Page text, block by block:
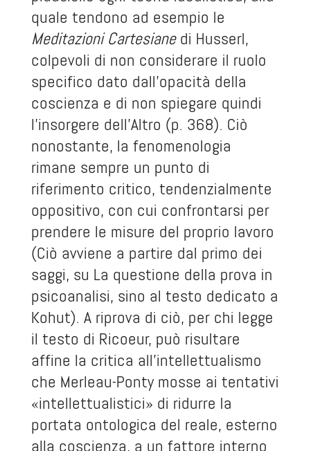
quale tendono ad esempio le
Meditazioni Cartesianedi Husserl,
colpevoli di non considerare il ruolo
specifico dato dall’opacità della
coscienza e di non spiegare quindi
l’insorgere dell’Altro (p. 368). Ciò
nonostante, la fenomenologia
rimane sempre un punto di
riferimento critico, tendenzialmente
oppositivo, con cui confrontarsi per
prendere le misure del proprio lavoro
(Ciò avviene a partire dal primo dei
saggi, su La questione della prova in
psicoanalisi, sino al testo dedicato a
Kohut). A riprova di ciò, per chi legge
il testo di Ricoeur, può risultare
affine la critica all’intellettualismo
che Merleau-Ponty mosse ai tentativi
«intellettualistici» di ridurre la
portata ontologica del reale, esterno
alla coscienza, a un fattore interno